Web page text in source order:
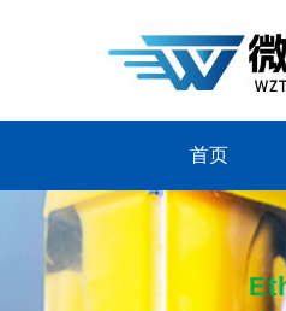
首页
光电绝对值编码
解决方案
服务与支持
研发制造
公司简介
联系我们